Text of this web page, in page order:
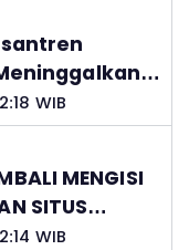
Mantan
Bertanggung
WIB
MENGISI
SITUS
WIB